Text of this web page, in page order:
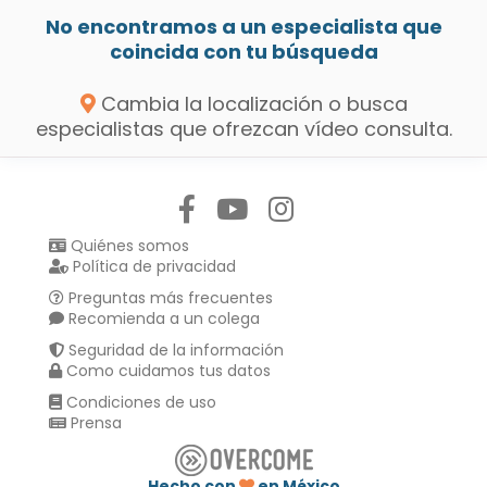
No encontramos a un especialista que
coincida con tu búsqueda
Cambia la localización o busca
especialistas que ofrezcan vídeo consulta.
Quiénes somos
Política de privacidad
Preguntas más frecuentes
Recomienda a un colega
Seguridad de la información
Como cuidamos tus datos
Condiciones de uso
Prensa